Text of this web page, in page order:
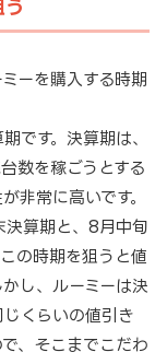
ーを購入する時期
です。決算期は、
数を稼ごうとする
非常に高いです。
決算期と、8月中旬
の時期を狙うと値
し、ルーミーは決
くらいの値引き
、そこまでこだわ